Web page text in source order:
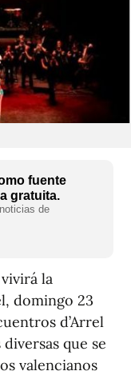
fuente
gratuita.
de
la
domingo 23
d’Arrel
que se
valencianos